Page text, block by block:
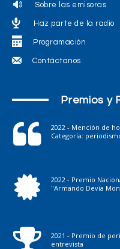
Sobre las emisoras
Haz parte de la radio
Programación
Contáctanos
Premios y
2022 - Mención de
Categoría:
2022 - Premio
"Armando Devia
2021 - Premio de
entrevista